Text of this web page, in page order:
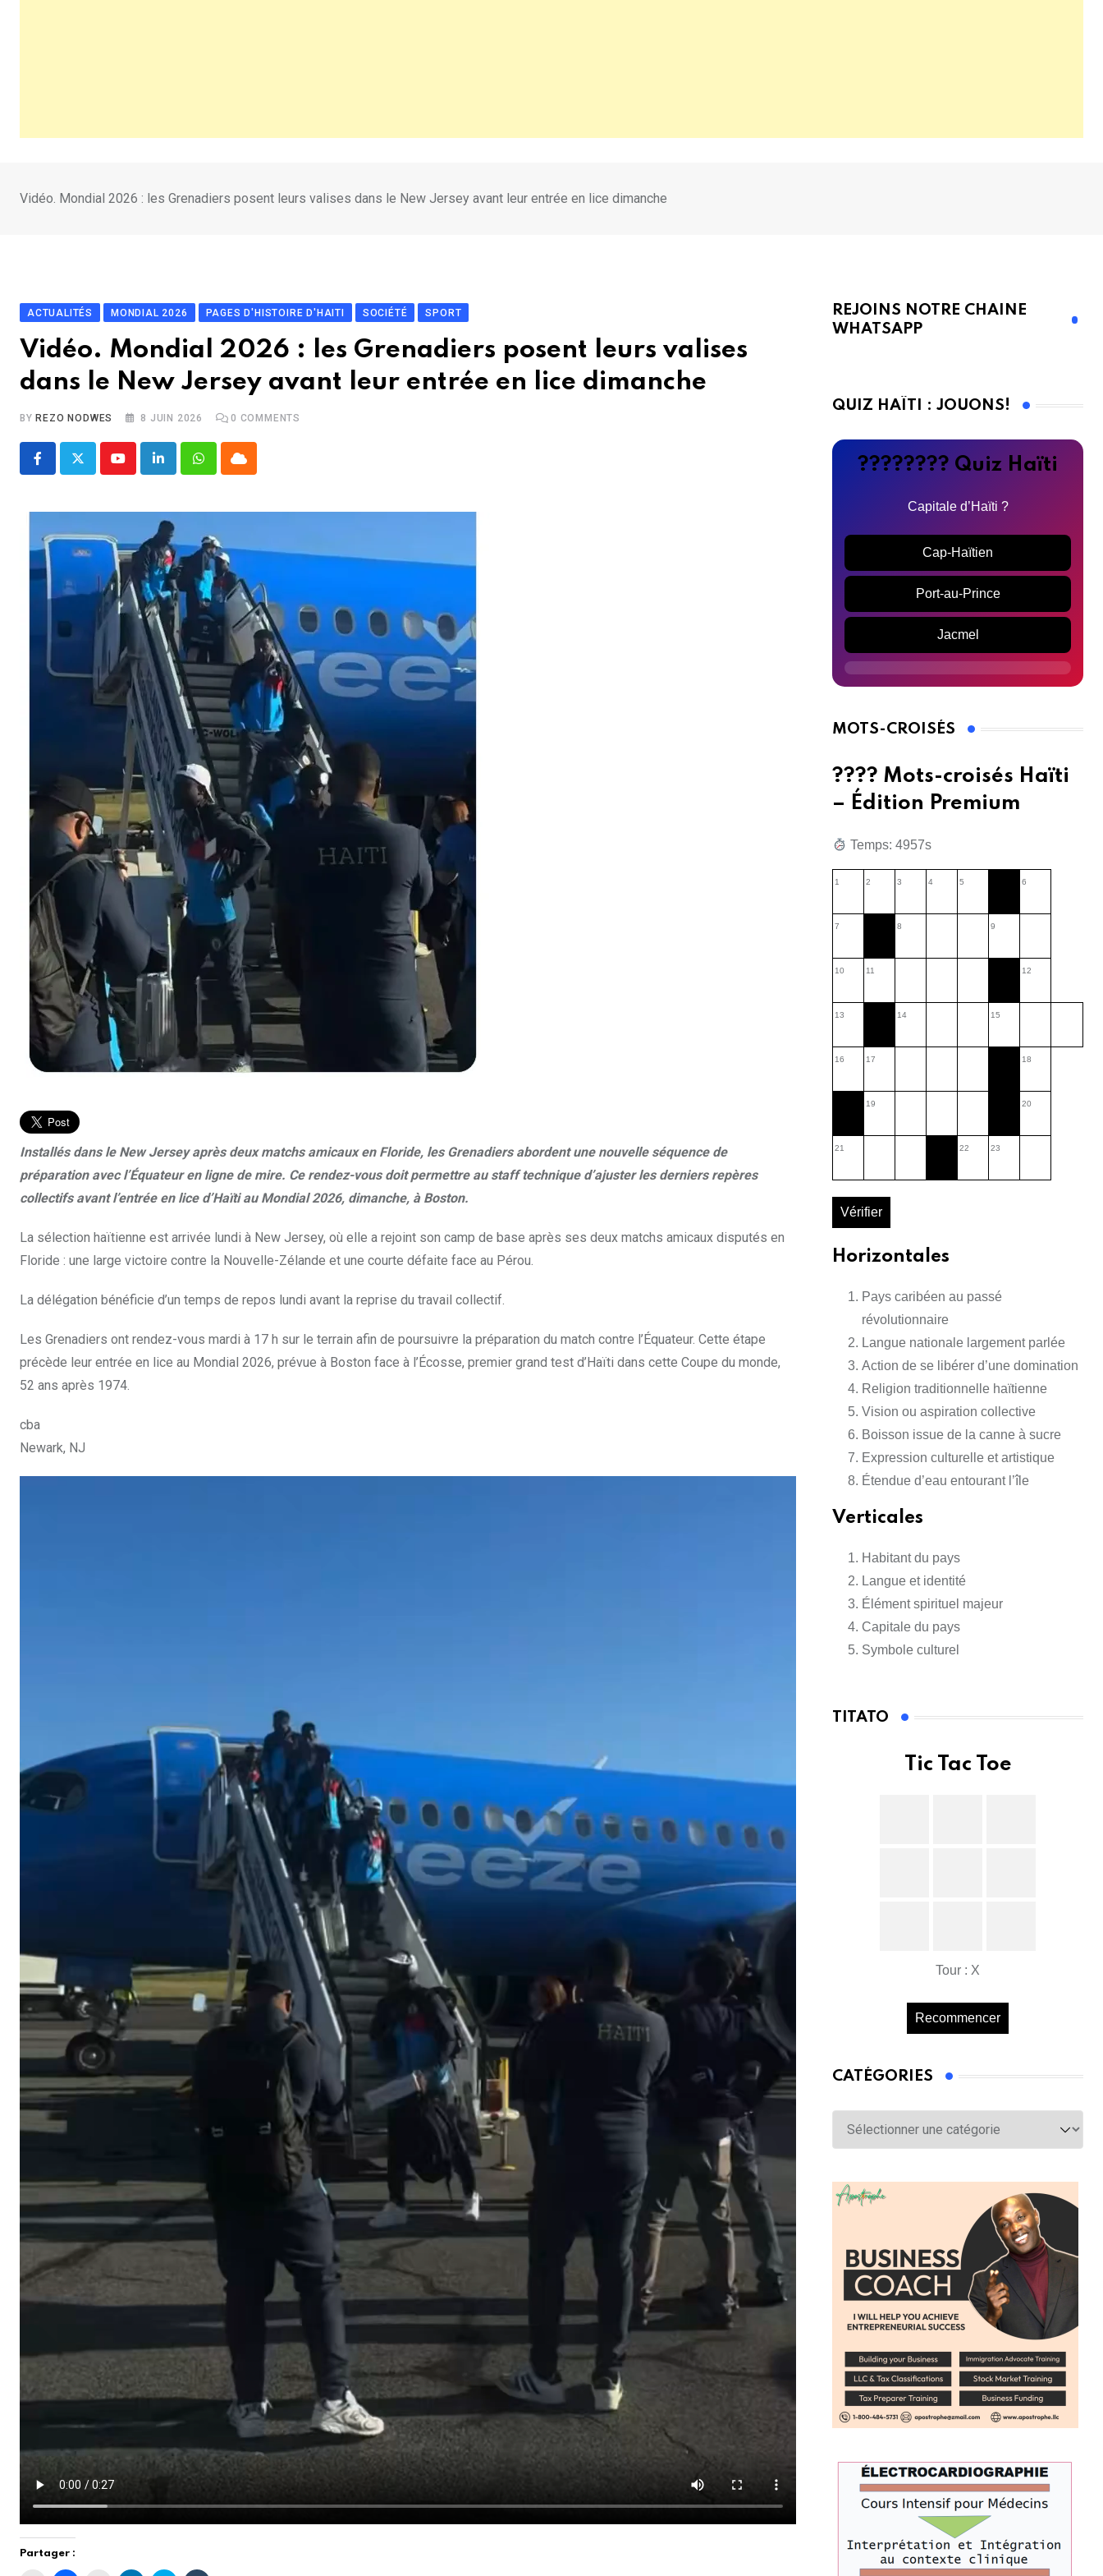
Vidéo. Mondial 2026 : les Grenadiers posent leurs valises dans le New Jersey avant leur entrée en lice dimanche
ACTUALITÉS MONDIAL 2026 PAGES D'HISTOIRE D'HAITI SOCIÉTÉ SPORT
Vidéo. Mondial 2026 : les Grenadiers posent leurs valises
dans le New Jersey avant leur entrée en lice dimanche
BY REZO NODWES 8 JUIN 2026 0 COMMENTS
YoutubeLinkedInWhatsappCloud
Installés dans le New Jersey après deux matchs amicaux en Floride, les Grenadiers abordent une nouvelle séquence de
préparation avec l’Équateur en ligne de mire. Ce rendez-vous doit permettre au staff technique d’ajuster les derniers repères
collectifs avant l’entrée en lice d’Haïti au Mondial 2026, dimanche, à Boston.
La sélection haïtienne est arrivée lundi à New Jersey, où elle a rejoint son camp de base après ses deux matchs amicaux disputés en
Floride : une large victoire contre la Nouvelle-Zélande et une courte défaite face au Pérou.
La délégation bénéficie d’un temps de repos lundi avant la reprise du travail collectif.
Les Grenadiers ont rendez-vous mardi à 17 h sur le terrain afin de poursuivre la préparation du match contre l’Équateur. Cette étape
précède leur entrée en lice au Mondial 2026, prévue à Boston face à l’Écosse, premier grand test d’Haïti dans cette Coupe du monde,
52 ans après 1974.
cba
Newark, NJ
Partager :
REJOINS NOTRE CHAINE
WHATSAPP
QUIZ HAÏTI : JOUONS!
???????? Quiz Haïti
Capitale d’Haïti ?
Cap-Haïtien
Port-au-Prince
Jacmel
MOTS-CROISÉS
???? Mots-croisés Haïti
– Édition Premium
Temps: 7831s
1 2 3 4 5 6
7 8 9
10 11 12
13 14 15
16 17 18
19 20
21 22 23
Vérifier
Horizontales
Pays caribéen au passé
révolutionnaire
Langue nationale largement parlée
Action de se libérer d’une domination
Religion traditionnelle haïtienne
Vision ou aspiration collective
Boisson issue de la canne à sucre
Expression culturelle et artistique
Étendue d’eau entourant l’île
Verticales
Habitant du pays
Langue et identité
Élément spirituel majeur
Capitale du pays
Symbole culturel
TITATO
Tic Tac Toe
Tour : X
Recommencer
CATÉGORIES
Catégories